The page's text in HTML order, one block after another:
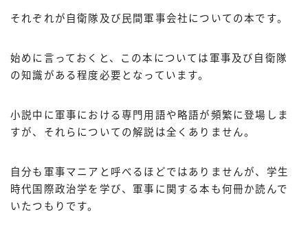
それぞれが自衛隊及び民間軍事会社についての本です。
始めに言っておくと、この本については軍事及び自衛隊
の知識がある程度必要となっています。
小説中に軍事における専門用語や略語が頻繁に登場しま
すが、それらについての解説は全くありません。
自分も軍事マニアと呼べるほどではありませんが、学生
時代国際政治学を学び、軍事に関する本も何冊か読んで
いたつもりです。